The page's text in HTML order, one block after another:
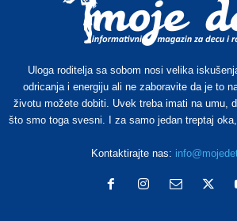
Uloga roditelja sa sobom nosi velika
odricanja i energiju ali ne zaboravite da je to
životu možete dobiti. Uvek treba imati na umu,
što smo toga svesni. I za samo jedan treptaj
Kontaktirajte nas: